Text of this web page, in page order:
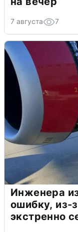
7 августа 7
Инженера
ошибку, из-
экстренно